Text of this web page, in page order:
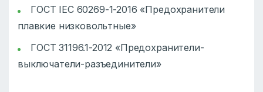
ГОСТ IEC 60269-1-2016 «Предохранители
плавкие низковольтные»
ГОСТ 31196.1-2012 «Предохранители-
выключатели-разъединители»